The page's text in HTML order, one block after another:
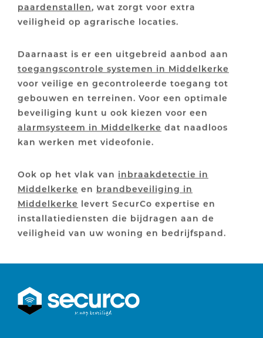
paardenstallen, wat zorgt voor extra
veiligheid op agrarische locaties.
Daarnaast is er een uitgebreid aanbod aan
toegangscontrole systemen in Middelkerke
voor veilige en gecontroleerde toegang tot
gebouwen en terreinen. Voor een optimale
beveiliging kunt u ook kiezen voor een
alarmsysteem in Middelkerke dat naadloos
kan werken met videofonie.
Ook op het vlak van inbraakdetectie in
Middelkerke en brandbeveiliging in
Middelkerke levert SecurCo expertise en
installatiediensten die bijdragen aan de
veiligheid van uw woning en bedrijfspand.